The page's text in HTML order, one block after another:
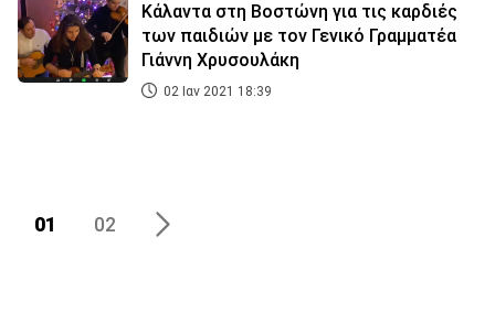
Κάλαντα στη Βοστώνη για τις καρδιές
των παιδιών με τον Γενικό Γραμματέα
Γιάννη Χρυσουλάκη
02 Ιαν 2021 18:39
01 02